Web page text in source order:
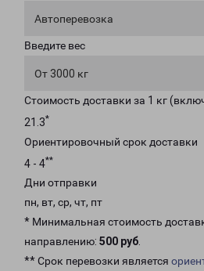
Автоперевозка
Введите вес
От 3000 кг
Стоимость доставки за 1 кг
21.3*
Ориентировочный срок доставки
4 - 4**
Дни отправки
пн, вт, ср, чт, пт
* Минимальная стоимость
направлению: 500 руб.
** Срок перевозки является